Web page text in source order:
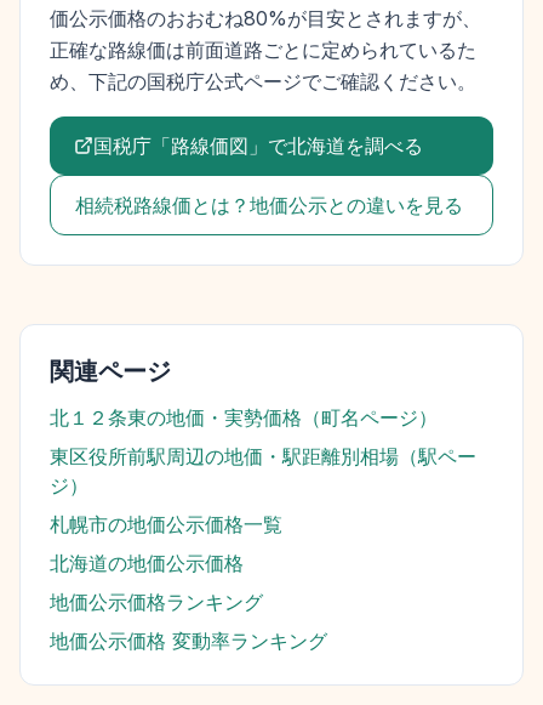
価公示価格のおおむね80%が目安とされますが、
正確な路線価は前面道路ごとに定められているた
め、下記の国税庁公式ページでご確認ください。
国税庁「路線価図」で北海道を調べる
相続税路線価とは？地価公示との違いを見る
関連ページ
北１２条東の地価・実勢価格（町名ページ）
東区役所前駅周辺の地価・駅距離別相場（駅ペー
ジ）
札幌市の地価公示価格一覧
北海道の地価公示価格
地価公示価格ランキング
地価公示価格 変動率ランキング